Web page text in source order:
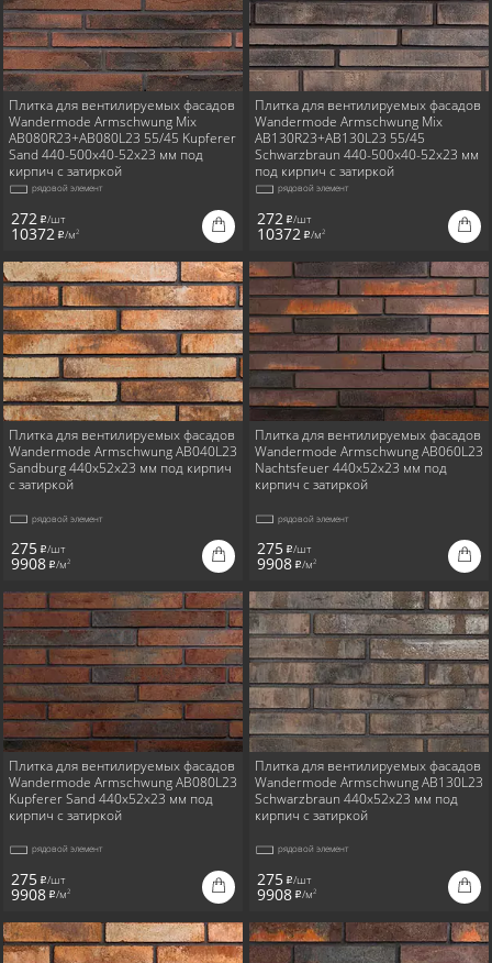
Плитка для вентилируемых фасадов
Wandermode Armschwung Mix
AB080R23+AB080L23 55/45 Kupferer
Sand 440-500x40-52x23 мм под
кирпич с затиркой
рядовой элемент
272 i/шт
10372 i/м2
Плитка для вентилируемых фасадов
Wandermode Armschwung Mix
AB130R23+AB130L23 55/45
Schwarzbraun 440-500x40-52x23 мм
под кирпич с затиркой
рядовой элемент
272 i/шт
10372 i/м2
Плитка для вентилируемых фасадов
Wandermode Armschwung AB040L23
Sandburg 440x52x23 мм под кирпич
с затиркой
рядовой элемент
275 i/шт
9908 i/м2
Плитка для вентилируемых фасадов
Wandermode Armschwung AB060L23
Nachtsfeuer 440x52x23 мм под
кирпич с затиркой
рядовой элемент
275 i/шт
9908 i/м2
Плитка для вентилируемых фасадов
Wandermode Armschwung AB080L23
Kupferer Sand 440x52x23 мм под
кирпич с затиркой
рядовой элемент
275 i/шт
9908 i/м2
Плитка для вентилируемых фасадов
Wandermode Armschwung AB130L23
Schwarzbraun 440x52x23 мм под
кирпич с затиркой
рядовой элемент
275 i/шт
9908 i/м2